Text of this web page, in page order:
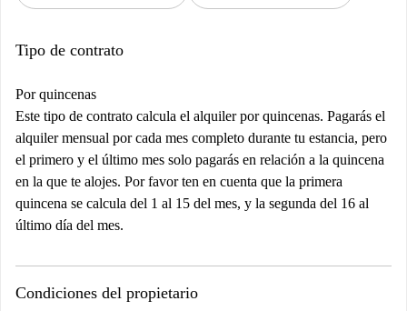
Tipo de contrato
Por quincenas
Este tipo de contrato calcula el alquiler por quincenas. Pagarás el
alquiler mensual por cada mes completo durante tu estancia, pero
el primero y el último mes solo pagarás en relación a la quincena
en la que te alojes. Por favor ten en cuenta que la primera
quincena se calcula del 1 al 15 del mes, y la segunda del 16 al
último día del mes.
Condiciones del propietario